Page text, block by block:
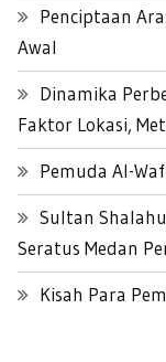
Penciptaan
Awal
Dinamika
Faktor Lokasi,
Pemuda Al-
Sultan
Seratus Medan
Kisah Para